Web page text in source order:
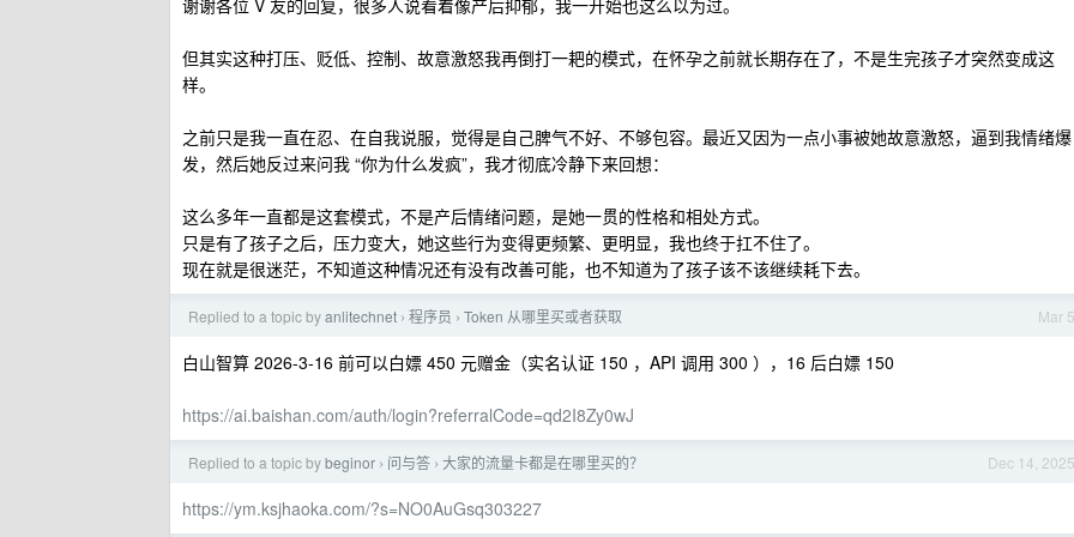
谢谢各位 V 友的回复，很多人说看着像产后抑郁，我一开始也这么以为过。
但其实这种打压、贬低、控制、故意激怒我再倒打一耙的模式，在怀孕之前就长期存在了，不是生完孩子才突然变成这
样。
之前只是我一直在忍、在自我说服，觉得是自己脾气不好、不够包容。最近又因为一点小事被她故意激怒，逼到我情绪爆
发，然后她反过来问我 “你为什么发疯”，我才彻底冷静下来回想：
这么多年一直都是这套模式，不是产后情绪问题，是她一贯的性格和相处方式。
只是有了孩子之后，压力变大，她这些行为变得更频繁、更明显，我也终于扛不住了。
现在就是很迷茫，不知道这种情况还有没有改善可能，也不知道为了孩子该不该继续耗下去。
Mar 5
Replied to a topic byanlitechnet › 程序员 › Token 从哪里买或者获取
白山智算 2026-3-16 前可以白嫖 450 元赠金（实名认证 150 ，API 调用 300 ），16 后白嫖 150
https://ai.baishan.com/auth/login?referralCode=qd2I8Zy0wJ
Dec 14, 2025
Replied to a topic bybeginor › 问与答 › 大家的流量卡都是在哪里买的？
https://ym.ksjhaoka.com/?s=NO0AuGsq303227